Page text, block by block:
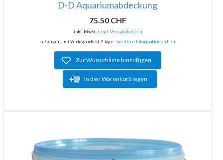
D-D Aquariumabdeckung
75.50 CHF
inkl. MwSt. /zzgl. Versandkosten
Lieferzeit bei Verfügbarkeit 2 Tage -weitere Informationen hier
Zur Wunschliste hinzufügen
In den Warenkorb legen